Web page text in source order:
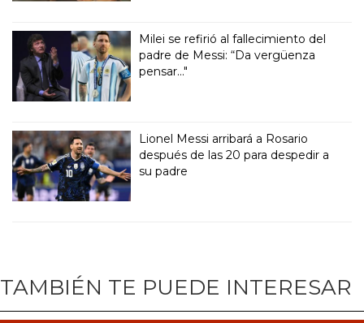
Milei se refirió al fallecimiento del
padre de Messi: “Da vergüenza
pensar..."
Lionel Messi arribará a Rosario
después de las 20 para despedir a
su padre
TAMBIÉN TE PUEDE INTERESAR